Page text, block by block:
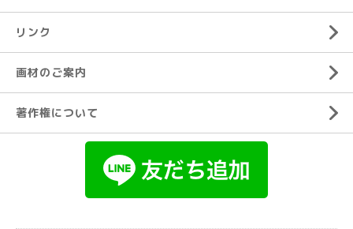
リンク
画材のご案内
著作権について